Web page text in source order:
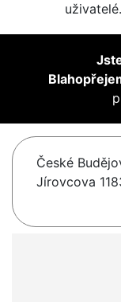
uživatelé.
České
Jírovcova